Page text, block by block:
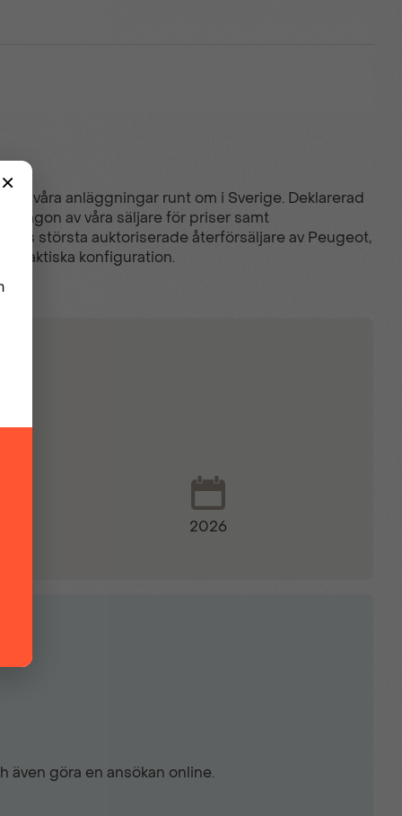
våra anläggningar runt om i Sverige. Deklarerad
någon av våra säljare för priser samt
största auktoriserade återförsäljare av Peugeot,
faktiska konfiguration.
2026
även göra en ansökan online.